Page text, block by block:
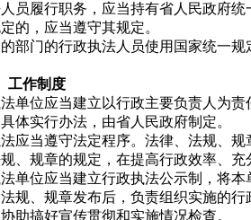
行职务，应当持有省人民政府统
的，应当遵守其规定。
门的行政执法人员使用国家统一规
作制度
位应当建立以行政主要负责人为责
实行办法，由省人民政府制定。
遵守法定程序。法律、法规、规
、规章的规定，在提高行政效率、
应当建立行政执法公示制，将本
规章发布后，负责组织实施的行
助搞好宣传贯彻和实施情况检查。